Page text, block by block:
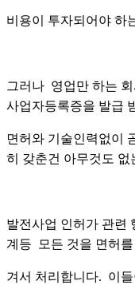
비용이 투자되어야 하
그러나 영업만 하는
사업자등록증을 발급
면허와 기술인력없이
히 갖춘건 아무것도 없
발전사업 인허가 관련
계등 모든 것을 면허
겨서 처리합니다. 이